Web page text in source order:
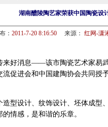
湖南醴陵陶艺家荣获中国陶瓷设
： 2011-7-20 8:16:50来源： 红网-潇
好消息——该市陶瓷艺术家易武
促进会和中国建陶协会共同授
设计、纹饰设计、坯体成型
情感，是和谐的乐章。